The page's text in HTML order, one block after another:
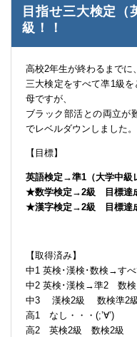
目指せ三大検定（
級！！
高校2年生が終わるまでに、
三大検定をすべて凖1級
母ですが、
ブラック部活との両立
でレベルダウンしました。
【目標】
英語検定→準1（大学中級
★数学検定→2級 目標達
★漢字検定→2級 目標達
【取得済み】
中1 英検･漢検･数検→すべ
中2 英検･漢検→準2 数
中3 漢検2級 数検準2
高1 なし・・・(;’∀’)
高2 英検2級 数検2級